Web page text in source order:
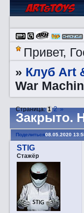
Привет,
» Клуб Art
War
Закрытo.
Страница:1 2 »
Поделиться08.05.2020
STIG
Стажёр